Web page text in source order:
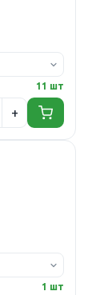
11 шт
1 шт